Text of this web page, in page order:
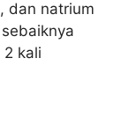
dan natrium
kali